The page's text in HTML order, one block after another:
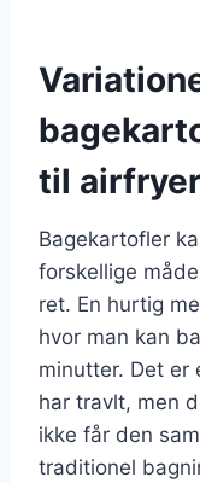
til airfryer
Bagekartofler
forskellige
ret. En hurtig
hvor man kan
minutter. Det er
har travlt, men
ikke får den
traditionel